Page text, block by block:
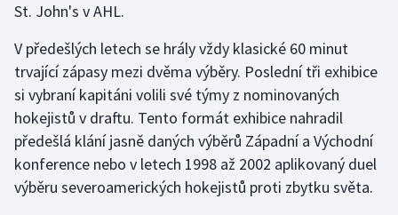
St. John's v AHL.
V předešlých letech se hrály vždy klasické 60 minut
trvající zápasy mezi dvěma výběry. Poslední tři exhibice
si vybraní kapitáni volili své týmy z nominovaných
hokejistů v draftu. Tento formát exhibice nahradil
předešlá klání jasně daných výběrů Západní a Východní
konference nebo v letech 1998 až 2002 aplikovaný duel
výběru severoamerických hokejistů proti zbytku světa.